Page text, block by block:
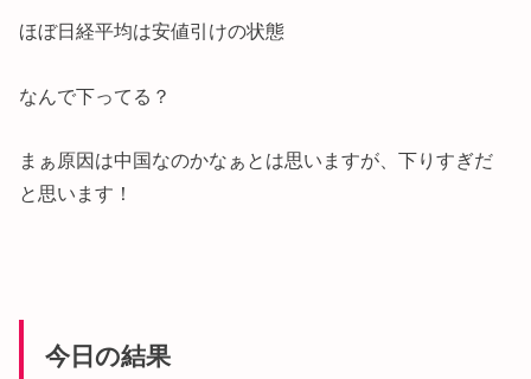
ほぼ日経平均は安値引けの状態
なんで下ってる？
まぁ原因は中国なのかなぁとは思いますが、下りすぎだ
と思います！
今日の結果